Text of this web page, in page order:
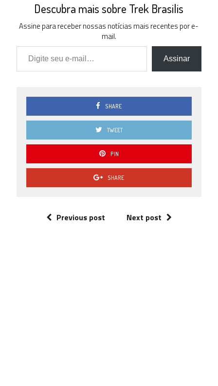
Descubra mais sobre Trek Brasilis
Assine para receber nossas notícias mais recentes por e-
mail.
Digite seu e-mail…
Assinar
SHARE
TWEET
PIN
SHARE
Previous post Next post